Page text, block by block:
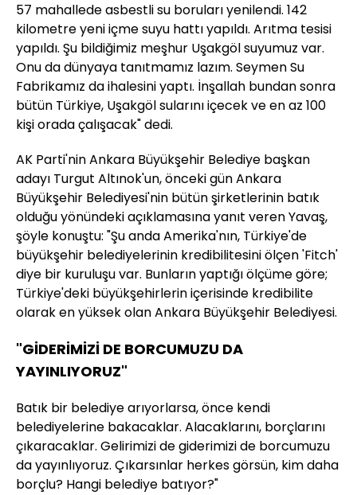
57 mahallede asbestli su boruları yenilendi. 142
kilometre yeni içme suyu hattı yapıldı. Arıtma tesisi
yapıldı. Şu bildiğimiz meşhur Uşakgöl suyumuz var.
Onu da dünyaya tanıtmamız lazım. Seymen Su
Fabrikamız da ihalesini yaptı. İnşallah bundan sonra
bütün Türkiye, Uşakgöl sularını içecek ve en az 100
kişi orada çalışacak" dedi.
AK Parti'nin Ankara Büyükşehir Belediye başkan
adayı Turgut Altınok'un, önceki gün Ankara
Büyükşehir Belediyesi'nin bütün şirketlerinin batık
olduğu yönündeki açıklamasına yanıt veren Yavaş,
şöyle konuştu: "Şu anda Amerika'nın, Türkiye'de
büyükşehir belediyelerinin kredibilitesini ölçen 'Fitch'
diye bir kuruluşu var. Bunların yaptığı ölçüme göre;
Türkiye'deki büyükşehirlerin içerisinde kredibilite
olarak en yüksek olan Ankara Büyükşehir Belediyesi.
"GİDERİMİZİ DE BORCUMUZU DA
YAYINLIYORUZ"
Batık bir belediye arıyorlarsa, önce kendi
belediyelerine bakacaklar. Alacaklarını, borçlarını
çıkaracaklar. Gelirimizi de giderimizi de borcumuzu
da yayınlıyoruz. Çıkarsınlar herkes görsün, kim daha
borçlu? Hangi belediye batıyor?"